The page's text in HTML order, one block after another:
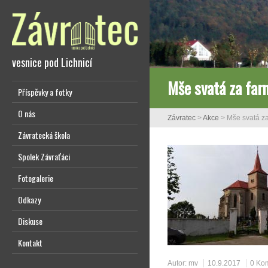
vesnice pod Lichnicí
Příspěvky a fotky
O nás
Závratecká škola
Spolek Závraťáci
Fotogalerie
Odkazy
Diskuse
Kontakt
Mše svatá za
Závratec >Akce > Mše svatá
Autor: mv 10.9.2017 0